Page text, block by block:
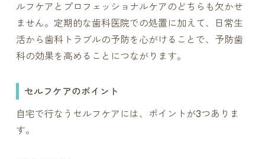
ルフケアとプロフェッショナルケアのどちらも欠かせ
ません。定期的な歯科医院での処置に加えて、日常生
活から歯科トラブルの予防を心がけることで、予防歯
科の効果を高めることにつながります。
セルフケアのポイント
自宅で行なうセルフケアには、ポイントが3つありま
す。